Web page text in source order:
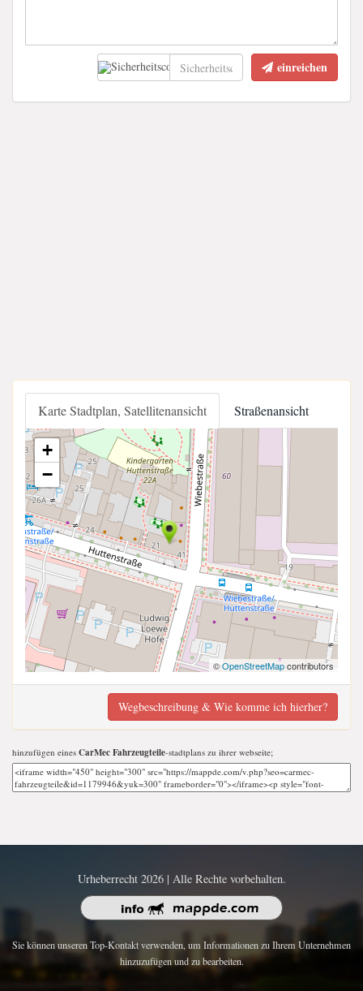
einreichen
Karte Stadtplan, Satellitenansicht Straßenansicht
+
−
©OpenStreetMapcontributors
Wegbeschreibung & Wie komme ich hierher?
hinzufügen eines CarMec Fahrzeugteile-stadtplans zu ihrer webseite;
Urheberrecht 2026 | Alle Rechte vorbehalten.
Sie können unseren Top-Kontakt verwenden, um Informationen zu Ihrem Unternehmen
hinzuzufügen und zu bearbeiten.